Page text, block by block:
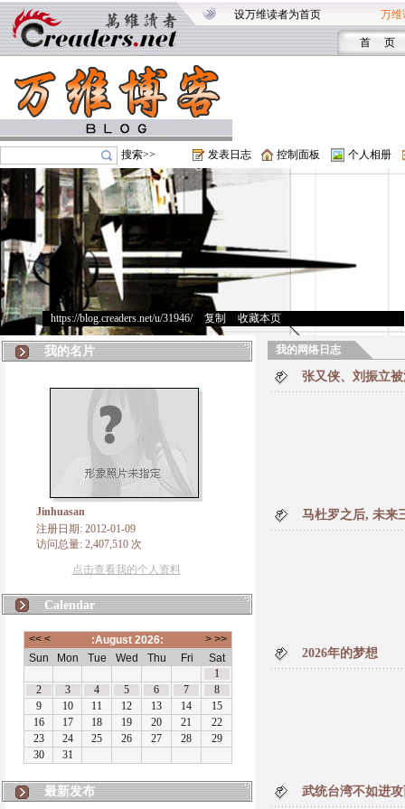
设万维读者为首页 万维
首 页
搜索>> 发表日志 控制面板 个人相册
https://blog.creaders.net/u/31946/> 复制 收藏本页
我的名片
Jinhuasan
注册日期: 2012-01-09
访问总量: 2,407,510 次
点击查看我的个人资料
Calendar
最新发布
我的网络日志
张又侠、刘振立
马杜罗之后, 未来
2026年的梦想
武统台湾不如进